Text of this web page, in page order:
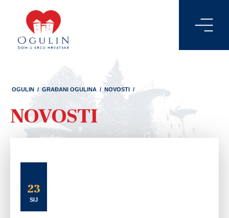
OGULIN / GRAĐANI OGULINA / NOVOSTI /
NOVOSTI
23
SIJ